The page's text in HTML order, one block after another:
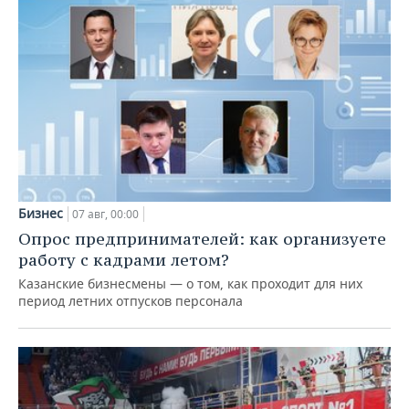
Бизнес 07 авг, 00:00
Опрос предпринимателей: как организуете
работу с кадрами летом?
Казанские бизнесмены — о том, как проходит для них
период летних отпусков персонала